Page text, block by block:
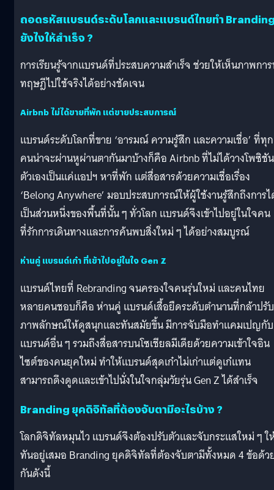
ถอดรหัสแบรนด์ระดับโลกและแบรนด์ไทยทำ
ยังไงให้สำเร็จ ?
การเรียนรู้จากแบรนด์ที่ประสบความสำเร็จ ช่วยให้เห็นภาพกา
ทฤษฎีไปใช้จริงได้อย่างชัดเจน
Airbnb ไม่ได้ขายที่พัก แต่ขายประสบการณ์
แบรนด์ระดับโลกที่ขาย ‘อารมณ์ ความรู้สึก และความเชื่อ’ ที่ทุก
คนน่าจะผ่านหูผ่านตากันมาบ้างก็คือ Airbnb ที่ไม่ได้วางโพซิชัน
ตัวเองเป็นแค่แอปฯ หาที่พัก แต่สื่อสารด้วยความเชื่อเรื่อง
‘Belong Anywhere’ มอบประสบการณ์ให้ผู้ใช้งานรู้สึกถึงการ
เป็นส่วนหนึ่งของพื้นที่นั้น ๆ ทั่วโลก แบรนด์จึงเข้าไปอยู่ในใจคน
ที่รักการเดินทางและการค้นพบสิ่งใหม่ ๆ ได้อย่างสมบูรณ์
ห่านคู่ แบรนด์เก๋า ที่เข้าไปอยู่ในใจ Gen Z
แบรนด์ไทยที่ Rebranding จนครองใจคนรุ่นใหม่ และคนไทย
หลายคนชอบก็คือ ห่านคู่ แบรนด์เสื้อยืดระดับตำนานที่กล้าปรับ
ภาพลักษณ์ให้ดูสนุกและทันสมัยขึ้น มีการจับมือทำแคมเปญกับ
แบรนด์อื่น ๆ รวมถึงสื่อสารบนโซเชียลมีเดียด้วยความเข้าใจอิน
ไซต์ของคนยุคใหม่ ทำให้แบรนด์สุดเก๋าไม่เก่าแต่ดูเก๋แทน
สามารถดึงดูดและเข้าไปนั่งในใจกลุ่มวัยรุ่น Gen Z ได้สำเร็จ
Branding ยุคดิจิทัลที่ต้องจับตามีอะไรบ้าง ?
โลกดิจิทัลหมุนไว แบรนด์จึงต้องปรับตัวและจับกระแสใหม่ ๆ ใ
ทันอยู่เสมอ Branding ยุคดิจิทัลที่ต้องจับตามีทั้งหมด 4 ข้อด้ว
กันดังนี้